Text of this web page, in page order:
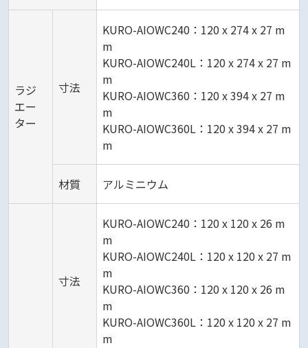
ラジ
エー
ター
寸法
KURO-AIOWC240：120 x 274 x 27 m
m
KURO-AIOWC240L：120 x 274 x 27 m
m
KURO-AIOWC360：120 x 394 x 27 m
m
KURO-AIOWC360L：120 x 394 x 27 m
m
材質 アルミニウム
寸法
KURO-AIOWC240：120 x 120 x 26 m
m
KURO-AIOWC240L：120 x 120 x 27 m
m
KURO-AIOWC360：120 x 120 x 26 m
m
KURO-AIOWC360L：120 x 120 x 27 m
m